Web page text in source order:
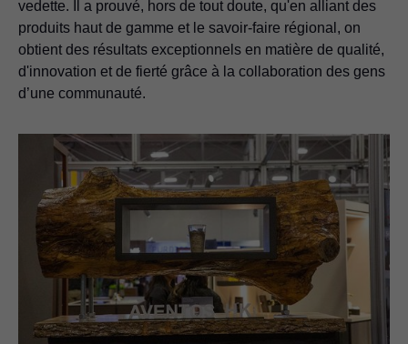
vedette. Il a prouvé, hors de tout doute, qu'en alliant des
produits haut de gamme et le savoir-faire régional, on
obtient des résultats exceptionnels en matière de qualité,
d'innovation et de fierté grâce à la collaboration des gens
d’une communauté.